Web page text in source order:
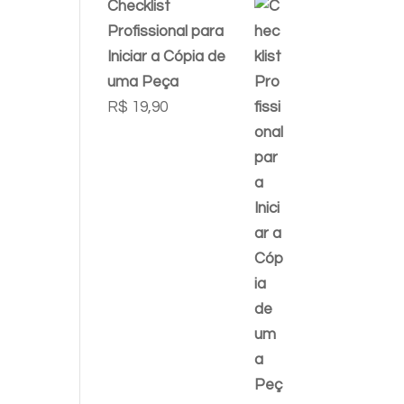
Checklist
Profissional para
Iniciar a Cópia de
uma Peça
R$ 19,90